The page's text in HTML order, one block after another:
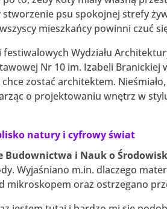
stworzenie psu spokojnej strefy
mieszkańcy powinni czuć
festiwalowych Wydziału
Nr 10 im. Izabeli
chce zostać architektem.
o projektowaniu wnętrz w
natury i cyfrowy świat
Budownictwa i Nauk o
Wyjaśniano m.in. dlaczego
mikroskopem oraz ostrzegano